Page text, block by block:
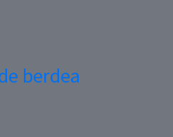
berdea